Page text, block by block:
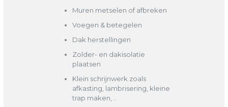
Muren metselen of afbreken
Voegen & betegelen
Dak herstellingen
Zolder- en dakisolatie
plaatsen
Klein schrijnwerk zoals
afkasting, lambrisering, kleine
trap maken, ..